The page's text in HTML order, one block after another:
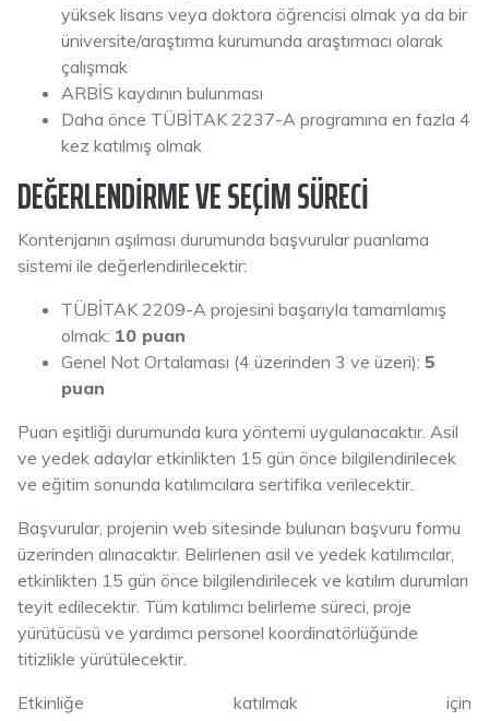
yüksek lisans veya doktora öğrencisi olmak ya da bir
üniversite/araştırma kurumunda araştırmacı olarak
çalışmak
ARBİS kaydının bulunması
Daha önce TÜBİTAK 2237-A programına en fazla 4
kez katılmış olmak
DEĞERLENDIRME VE SEÇIM SÜRECI
Kontenjanın aşılması durumunda başvurular puanlama
sistemi ile değerlendirilecektir:
TÜBİTAK 2209-A projesini başarıyla tamamlamış
olmak: 10 puan
Genel Not Ortalaması (4 üzerinden 3 ve üzeri): 5
puan
Puan eşitliği durumunda kura yöntemi uygulanacaktır. Asil
ve yedek adaylar etkinlikten 15 gün önce bilgilendirilecek
ve eğitim sonunda katılımcılara sertifika verilecektir.
Başvurular, projenin web sitesinde bulunan başvuru formu
üzerinden alınacaktır. Belirlenen asil ve yedek katılımcılar,
etkinlikten 15 gün önce bilgilendirilecek ve katılım durumları
teyit edilecektir. Tüm katılımcı belirleme süreci, proje
yürütücüsü ve yardımcı personel koordinatörlüğünde
titizlikle yürütülecektir.
Etkinliğe katılmak için